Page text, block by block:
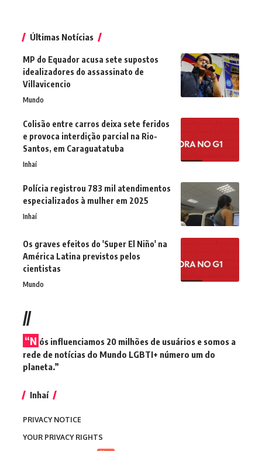
Últimas Notícias
MP do Equador acusa sete supostos
idealizadores do assassinato de
Villavicencio
Mundo
Colisão entre carros deixa sete feridos
e provoca interdição parcial na Rio-
Santos, em Caraguatatuba
Inhaí
Polícia registrou 783 mil atendimentos
especializados à mulher em 2025
Inhaí
Os graves efeitos do 'Super El Niño' na
América Latina previstos pelos
cientistas
Mundo
//
“N ós influenciamos 20 milhões de usuários e somos a
rede de notícias do Mundo LGBTI+ número um do
planeta.”
Inhaí
PRIVACY NOTICE
YOUR PRIVACY RIGHTS